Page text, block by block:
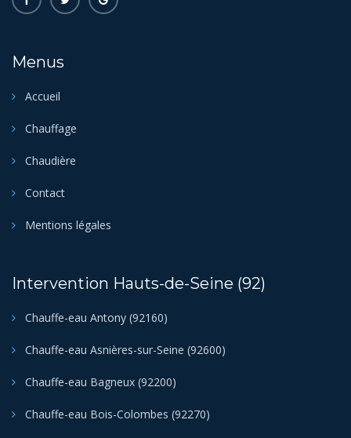
Menus
Accueil
Chauffage
Chaudière
Contact
Mentions légales
Intervention Hauts-de-Seine (92)
Chauffe-eau Antony (92160)
Chauffe-eau Asnières-sur-Seine (92600)
Chauffe-eau Bagneux (92200)
Chauffe-eau Bois-Colombes (92270)